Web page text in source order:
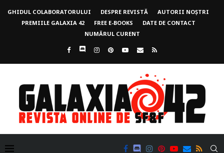
GHIDUL COLABORATORULUI DESPRE REVISTĂ
AUTORII NOȘTRI
PREMIILE GALAXIA 42
FREE E-BOOKS
DATE DE CONTACT
NUMĂRUL CURENT